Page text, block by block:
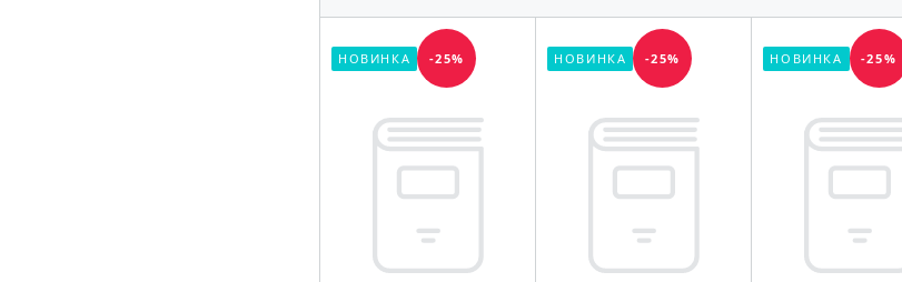
НОВИНКА -25% НОВИНКА -25% НОВИНКА -25%